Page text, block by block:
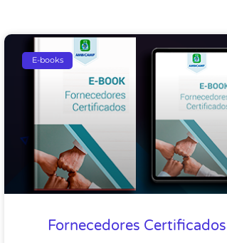
E-books
Fornecedores Certificados